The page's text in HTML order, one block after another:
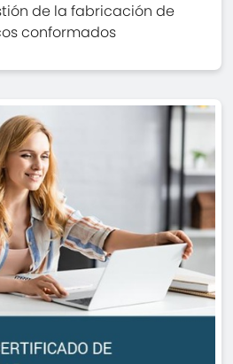
de la fabricación de
conformados